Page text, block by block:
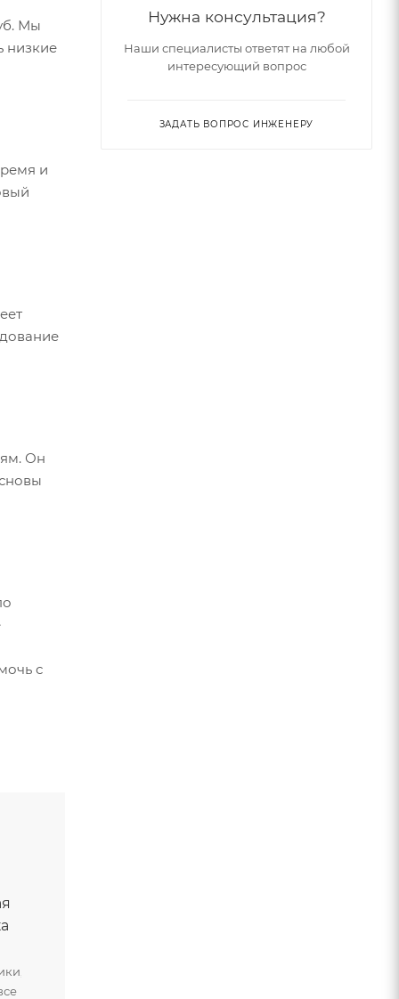
Мы
низкие
и
Он
с
Нужна консультация?
Наши специалисты ответят на любой
интересующий вопрос
ЗАДАТЬ ВОПРОС ИНЖЕНЕРУ